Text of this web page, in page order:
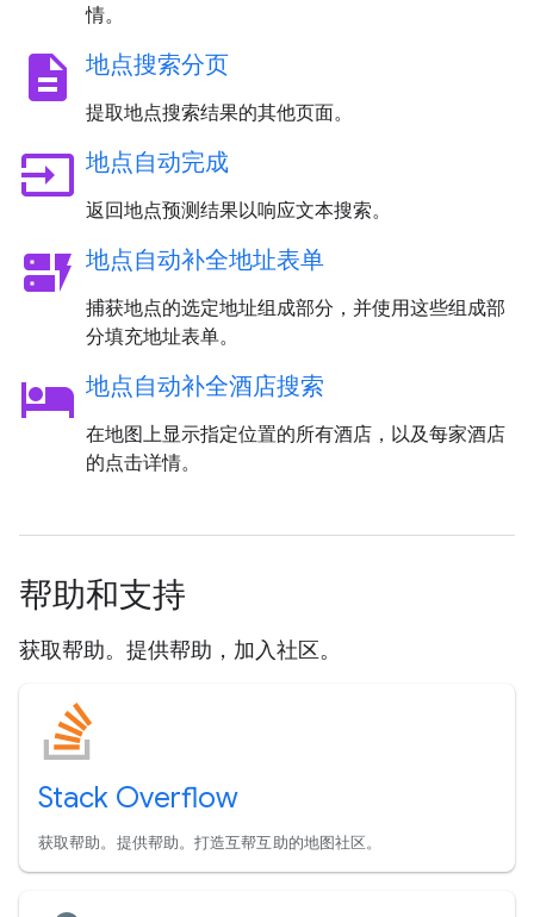
情。
description 地点搜索分页
提取地点搜索结果的其他页面。
input 地点自动完成
返回地点预测结果以响应文本搜索。
dynamic_form 地点自动补全地址表单
捕获地点的选定地址组成部分，并使用这些组成部
分填充地址表单。
hotel 地点自动补全酒店搜索
在地图上显示指定位置的所有酒店，以及每家酒店
的点击详情。
帮助和支持
获取帮助。提供帮助，加入社区。
Stack Overflow
获取帮助。提供帮助。打造互帮互助的地图社区。